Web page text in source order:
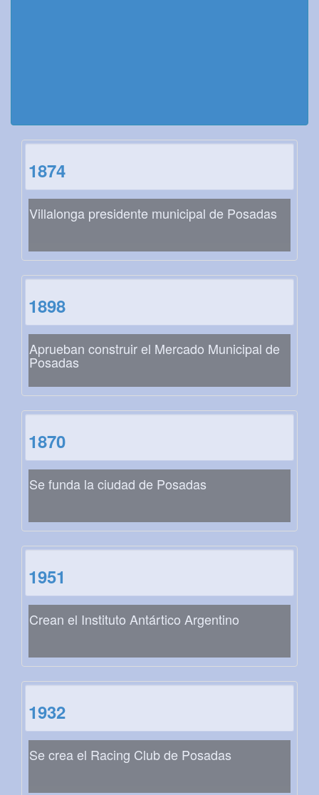
1874
Villalonga presidente municipal de Posadas
1898
Aprueban construir el Mercado Municipal de
Posadas
1870
Se funda la ciudad de Posadas
1951
Crean el Instituto Antártico Argentino
1932
Se crea el Racing Club de Posadas